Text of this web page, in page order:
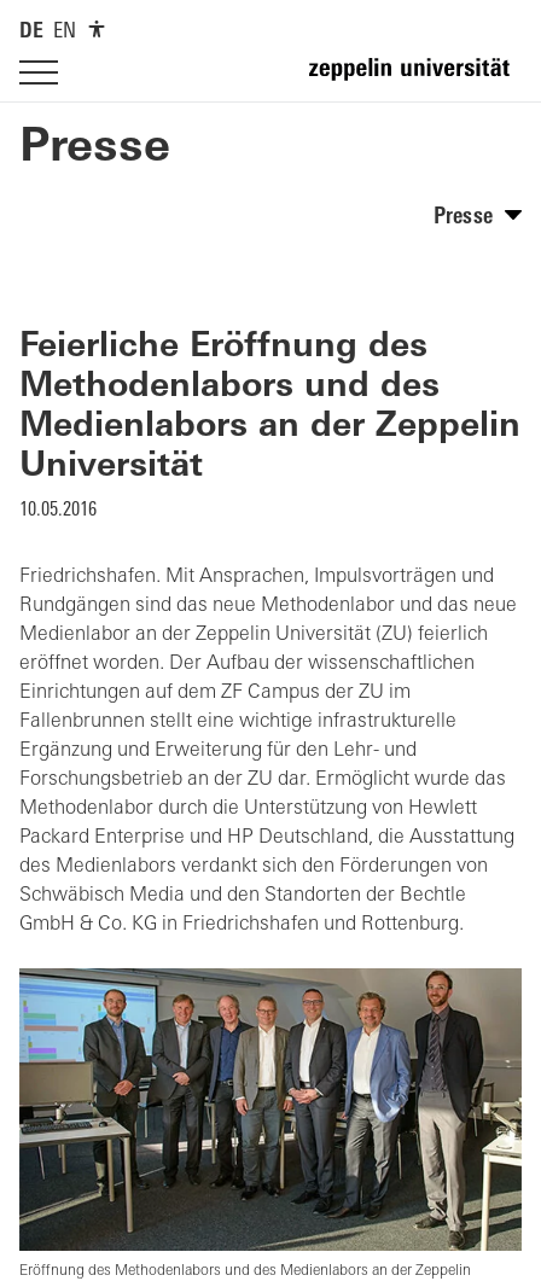
DE EN
Presse
Presse
Feierliche Eröffnung des
Methodenlabors und des
Medienlabors an der Zeppelin
Universität
10.05.2016
Friedrichshafen. Mit Ansprachen, Impulsvorträgen und
Rundgängen sind das neue Methodenlabor und das neue
Medienlabor an der Zeppelin Universität (ZU) feierlich
eröffnet worden. Der Aufbau der wissenschaftlichen
Einrichtungen auf dem ZF Campus der ZU im
Fallenbrunnen stellt eine wichtige infrastrukturelle
Ergänzung und Erweiterung für den Lehr- und
Forschungsbetrieb an der ZU dar. Ermöglicht wurde das
Methodenlabor durch die Unterstützung von Hewlett
Packard Enterprise und HP Deutschland, die Ausstattung
des Medienlabors verdankt sich den Förderungen von
Schwäbisch Media und den Standorten der Bechtle
GmbH & Co. KG in Friedrichshafen und Rottenburg.
Eröffnung des Methodenlabors und des Medienlabors an der Zeppelin